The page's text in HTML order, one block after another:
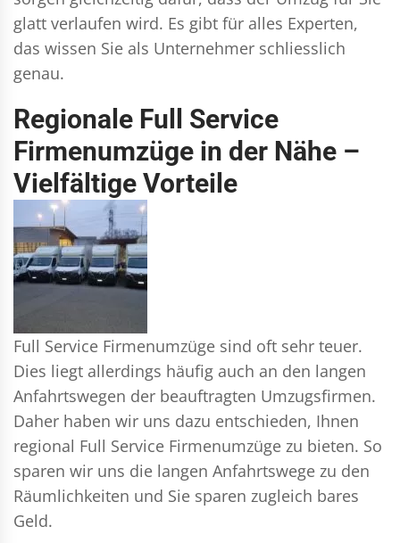
glatt verlaufen wird. Es gibt für alles Experten,
das wissen Sie als Unternehmer schliesslich
genau.
Regionale Full Service
Firmenumzüge in der Nähe –
Vielfältige Vorteile
Full Service Firmenumzüge sind oft sehr teuer.
Dies liegt allerdings häufig auch an den langen
Anfahrtswegen der beauftragten Umzugsfirmen.
Daher haben wir uns dazu entschieden, Ihnen
regional Full Service Firmenumzüge zu bieten. So
sparen wir uns die langen Anfahrtswege zu den
Räumlichkeiten und Sie sparen zugleich bares
Geld.